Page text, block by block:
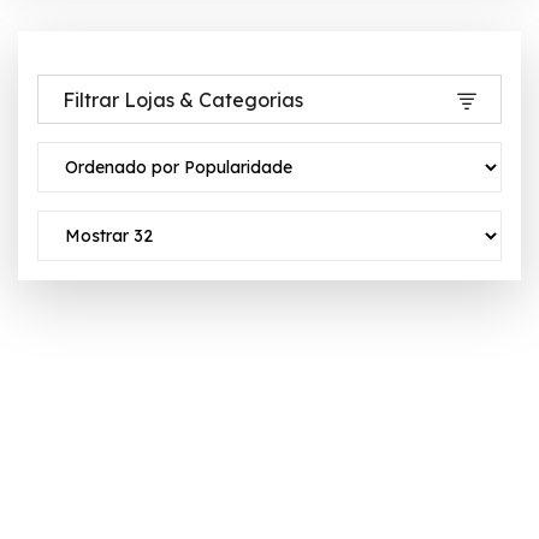
Filtrar Lojas & Categorias